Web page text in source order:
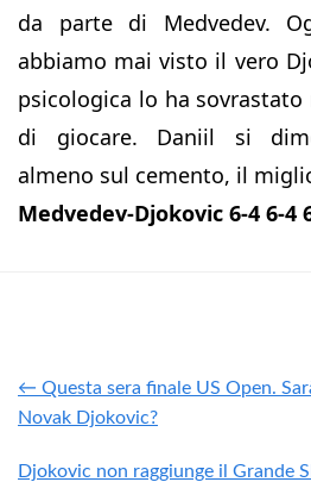
da parte di Medvedev.
abbiamo mai visto il vero
psicologica lo ha
di giocare. Daniil si
almeno sul cemento, il
Medvedev-Djokovic 6-4 6-4
← Questa sera finale US Open.
Novak Djokovic?
Djokovic non raggiunge il Grande